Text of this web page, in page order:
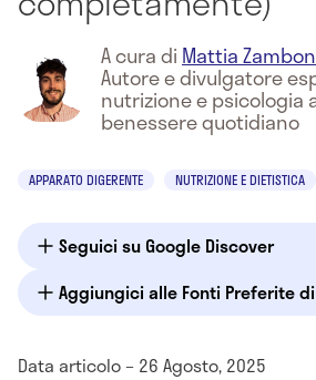
A cura di Mattia
Autore e divulgatore
nutrizione e psicologia
benessere quotidiano
APPARATO DIGERENTE NUTRIZIONE E DIETISTICA
Seguici su Google Discover
Aggiungici alle Fonti Preferite
Data articolo – 26 Agosto, 2025